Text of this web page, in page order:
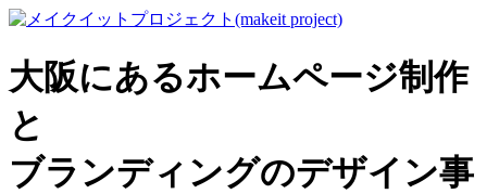
大阪にあるホームページ制作
と
ブランディングのデザイン事